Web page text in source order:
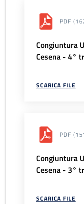
PDF
Congiuntura
Cesena - 4°
SCARICA FILE
PDF
Congiuntura
Cesena - 3°
SCARICA FILE